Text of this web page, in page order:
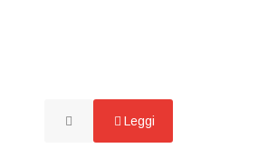
Leggi